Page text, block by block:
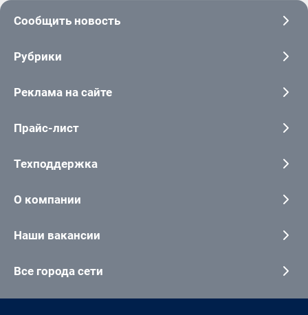
Сообщить новость
Рубрики
Реклама на сайте
Прайс-лист
Техподдержка
О компании
Наши вакансии
Все города сети